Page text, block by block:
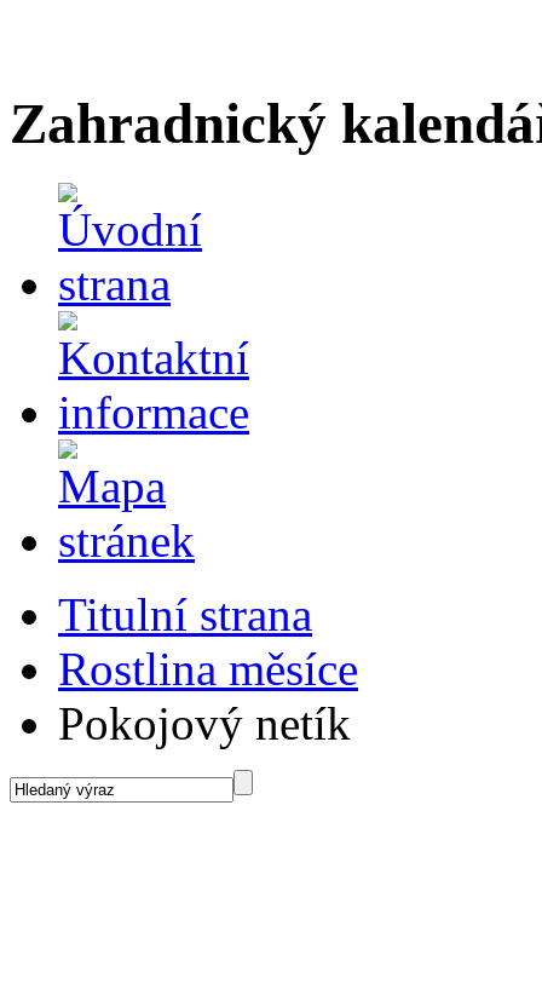
Zahradnický
Titulní strana
Rostlina měsíce
Pokojový netík